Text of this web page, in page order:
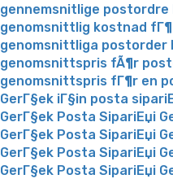
gennemsnitlige
genomsnittlig kostnad
genomsnittliga postorder
genomsnittspris fÃ¶r
genomsnittspris fГ¶r en
GerГ§ek iГ§in posta
GerГ§ek Posta SipariЕџi
GerГ§ek Posta SipariЕџi
GerГ§ek Posta SipariЕџi
GerГ§ek Posta SipariЕџi